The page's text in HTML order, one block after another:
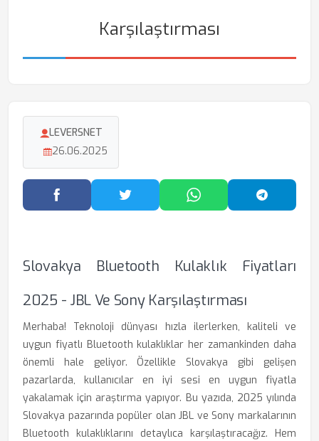
Karşılaştırması
LEVERSNET
26.06.2025
Facebook'ta PaylaşTwitter'da PaylaşWhatsApp'ta Paylaş
Slovakya Bluetooth Kulaklık Fiyatları
2025 - JBL Ve Sony Karşılaştırması
Merhaba! Teknoloji dünyası hızla ilerlerken, kaliteli ve
uygun fiyatlı Bluetooth kulaklıklar her zamankinden daha
önemli hale geliyor. Özellikle Slovakya gibi gelişen
pazarlarda, kullanıcılar en iyi sesi en uygun fiyatla
yakalamak için araştırma yapıyor. Bu yazıda, 2025 yılında
Slovakya pazarında popüler olan JBL ve Sony markalarının
Bluetooth kulaklıklarını detaylıca karşılaştıracağız. Hem